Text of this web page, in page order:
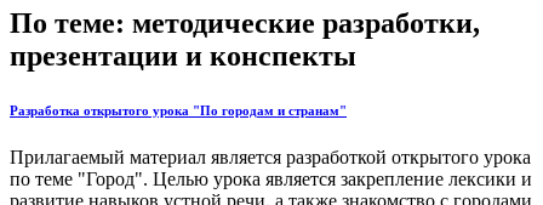
По теме: методические разработки,
презентации и конспекты
Разработка открытого урока "По городам и странам"
Прилагаемый материал является разработкой открытого урока
по теме "Город". Целью урока является закрепление лексики и